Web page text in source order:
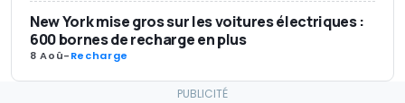
New York mise gros sur les voitures électriques :
600 bornes de recharge en plus
8 Aoû-Recharge